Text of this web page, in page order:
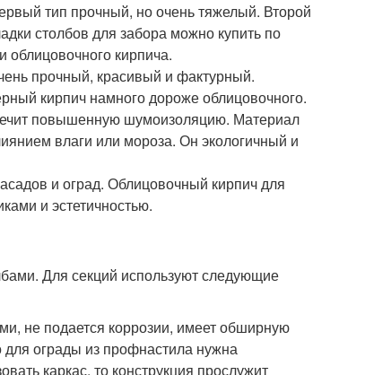
тип прочный, но очень тяжелый. Второй
столбов для забора можно купить по
кирпича.
прочный, красивый и фактурный.
кирпич намного дороже облицовочного.
повышенную шумоизоляцию. Материал
влаги или мороза. Он экологичный и
и оград. Облицовочный кирпич для
и эстетичностью.
Для секций используют следующие
не подается коррозии, имеет обширную
ограды из профнастила нужна
каркас, то конструкция прослужит